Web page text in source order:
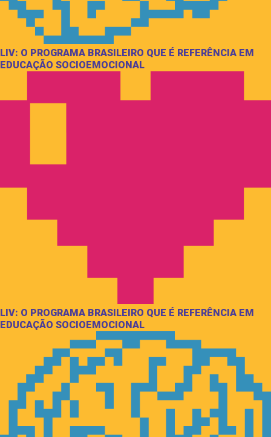
LIV: O PROGRAMA BRASILEIRO QUE É REFERÊNCIA EM
EDUCAÇÃO SOCIOEMOCIONAL
LIV: O PROGRAMA BRASILEIRO QUE É REFERÊNCIA EM
EDUCAÇÃO SOCIOEMOCIONAL